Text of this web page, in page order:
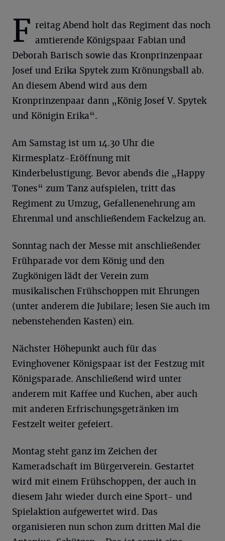
F reitag Abend holt das Regiment das noch
amtierende Königspaar Fabian und
Deborah Barisch sowie das Kronprinzenpaar
Josef und Erika Spytek zum Krönungsball ab.
An diesem Abend wird aus dem
Kronprinzenpaar dann „König Josef V. Spytek
und Königin Erika“.
Am Samstag ist um 14.30 Uhr die
Kirmesplatz-Eröffnung mit
Kinderbelustigung. Bevor abends die „Happy
Tones“ zum Tanz aufspielen, tritt das
Regiment zu Umzug, Gefallenenehrung am
Ehrenmal und anschließendem Fackelzug an.
Sonntag nach der Messe mit anschließender
Frühparade vor dem König und den
Zugkönigen lädt der Verein zum
musikalischen Frühschoppen mit Ehrungen
(unter anderem die Jubilare; lesen Sie auch im
nebenstehenden Kasten) ein.
Nächster Höhepunkt auch für das
Evinghovener Königspaar ist der Festzug mit
Königsparade. Anschließend wird unter
anderem mit Kaffee und Kuchen, aber auch
mit anderen Erfrischungsgetränken im
Festzelt weiter gefeiert.
Montag steht ganz im Zeichen der
Kameradschaft im Bürgerverein. Gestartet
wird mit einem Frühschoppen, der auch in
diesem Jahr wieder durch eine Sport- und
Spielaktion aufgewertet wird. Das
organisieren nun schon zum dritten Mal die